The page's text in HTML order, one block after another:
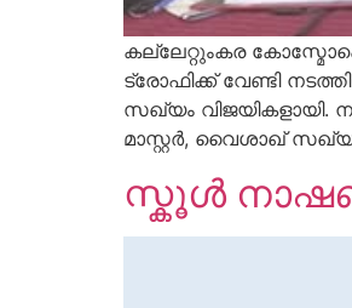
കല്ലേറ്റുംകര
ട്രോഫിക്ക് വേണ്ടി
സഖ്യം വിജയികളായി.
മാസ്റ്റർ, വൈശാഖ്
സ്കൂൾ